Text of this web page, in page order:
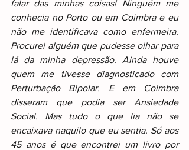
falar das minhas coisas! Ninguém me
conhecia no Porto ou em Coimbra e eu
não me identificava como enfermeira.
Procurei alguém que pudesse olhar para
lá da minha depressão. Ainda houve
quem me tivesse diagnosticado com
Perturbação Bipolar. E em Coimbra
disseram que podia ser Ansiedade
Social. Mas tudo o que lia não se
encaixava naquilo que eu sentia. Só aos
45 anos é que encontrei um livro por